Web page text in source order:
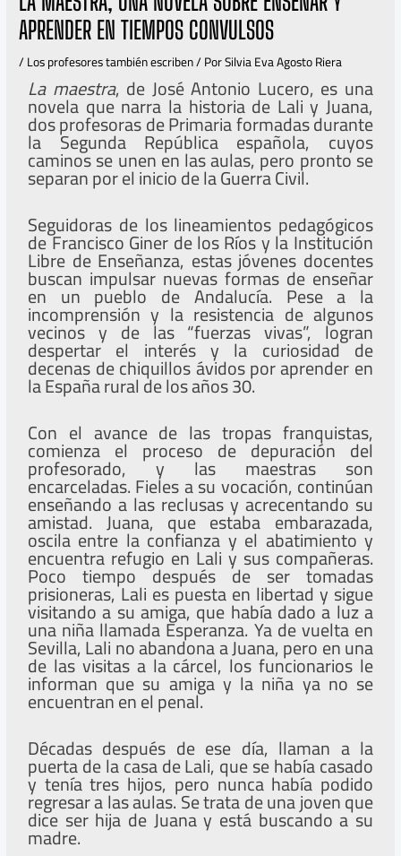
APRENDER EN TIEMPOS CONVULSOS
/Los profesores también escriben/ PorSilvia Eva Agosto Riera
La maestra, de José Antonio Lucero, es una
novela que narra la historia de Lali y Juana,
dos profesoras de Primaria formadas durante
la Segunda República española, cuyos
caminos se unen en las aulas, pero pronto se
separan por el inicio de la Guerra Civil.
Seguidoras de los lineamientos pedagógicos
de Francisco Giner de los Ríos y la Institución
Libre de Enseñanza, estas jóvenes docentes
buscan impulsar nuevas formas de enseñar
en un pueblo de Andalucía. Pese a la
incomprensión y la resistencia de algunos
vecinos y de las “fuerzas vivas”, logran
despertar el interés y la curiosidad de
decenas de chiquillos ávidos por aprender en
la España rural de los años 30.
Con el avance de las tropas franquistas,
comienza el proceso de depuración del
profesorado, y las maestras son
encarceladas. Fieles a su vocación, continúan
enseñando a las reclusas y acrecentando su
amistad. Juana, que estaba embarazada,
oscila entre la confianza y el abatimiento y
encuentra refugio en Lali y sus compañeras.
Poco tiempo después de ser tomadas
prisioneras, Lali es puesta en libertad y sigue
visitando a su amiga, que había dado a luz a
una niña llamada Esperanza. Ya de vuelta en
Sevilla, Lali no abandona a Juana, pero en una
de las visitas a la cárcel, los funcionarios le
informan que su amiga y la niña ya no se
encuentran en el penal.
Décadas después de ese día, llaman a la
puerta de la casa de Lali, que se había casado
y tenía tres hijos, pero nunca había podido
regresar a las aulas. Se trata de una joven que
dice ser hija de Juana y está buscando a su
madre.